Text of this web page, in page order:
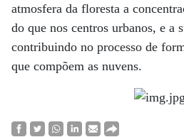
atmosfera da floresta a
do que nos centros urbanos, e a
contribuindo no processo de
que compõem as nuvens.